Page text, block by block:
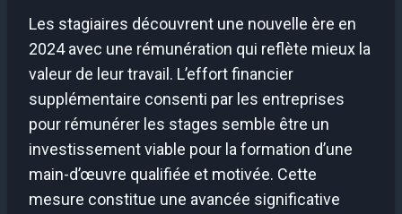
Les stagiaires découvrent une nouvelle ère en
2024 avec une rémunération qui reflète mieux la
valeur de leur travail. L’effort financier
supplémentaire consenti par les entreprises
pour rémunérer les stages semble être un
investissement viable pour la formation d’une
main-d’œuvre qualifiée et motivée. Cette
mesure constitue une avancée significative